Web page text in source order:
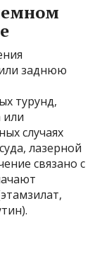
заднюю
турунд,
случаях
лазерной
связано с